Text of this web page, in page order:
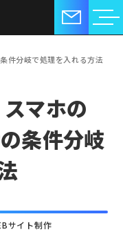
件分岐で処理を入れる方法
マホの
条件分岐
サイト制作